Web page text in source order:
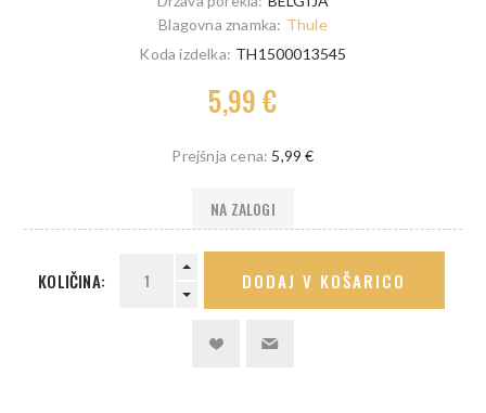
Blagovna znamka: Thule
Koda izdelka: TH1500013545
5,99 €
Prejšnja cena: 5,99 €
NA ZALOGI
KOLIČINA: DODAJ V KOŠARICO